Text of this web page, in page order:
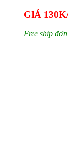
GIÁ
Free ship